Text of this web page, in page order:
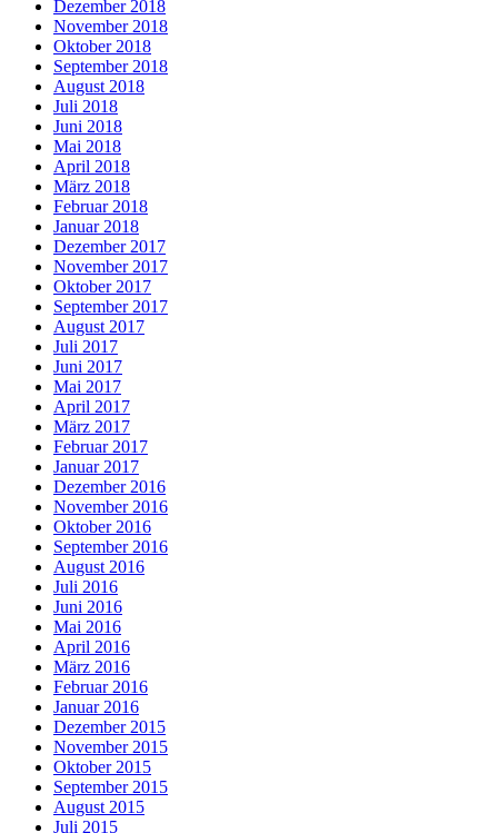
Dezember 2018
November 2018
Oktober 2018
September 2018
August 2018
Juli 2018
Juni 2018
Mai 2018
April 2018
März 2018
Februar 2018
Januar 2018
Dezember 2017
November 2017
Oktober 2017
September 2017
August 2017
Juli 2017
Juni 2017
Mai 2017
April 2017
März 2017
Februar 2017
Januar 2017
Dezember 2016
November 2016
Oktober 2016
September 2016
August 2016
Juli 2016
Juni 2016
Mai 2016
April 2016
März 2016
Februar 2016
Januar 2016
Dezember 2015
November 2015
Oktober 2015
September 2015
August 2015
Juli 2015